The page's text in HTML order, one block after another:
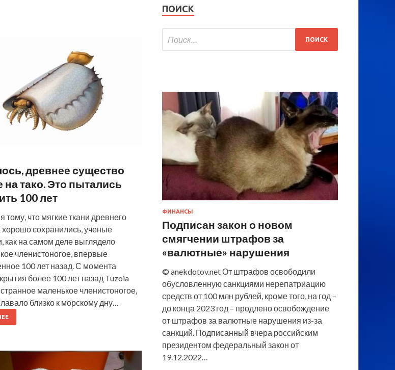
древнее существо
на тако. Это пытались
100 лет
тому, что мягкие ткани древнего
хорошо сохранились, ученые
как на самом деле выглядело
членистоногое, впервые
100 лет назад. С момента
более 100 лет назад Tuzoia
маленькое членистоногое,
близко к морскому дну…
ПОИСК
ФИНАНСЫ
Подписан закон о новом
смягчении штрафов за
«валютные» нарушения
© anekdotov.net От штрафов освободили
обусловленную санкциями нерепатриацию
средств от 100 млн рублей, кроме того, на год –
до конца 2023 год – продлено освобождение
от штрафов за валютные нарушения из-за
санкций. Подписанный вчера российским
президентом федеральный закон от
19.12.2022…